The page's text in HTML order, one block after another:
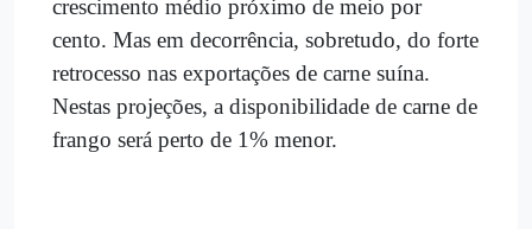
crescimento médio próximo de meio por
cento. Mas em decorrência, sobretudo, do forte
retrocesso nas exportações de carne suína.
Nestas projeções, a disponibilidade de carne de
frango será perto de 1% menor.